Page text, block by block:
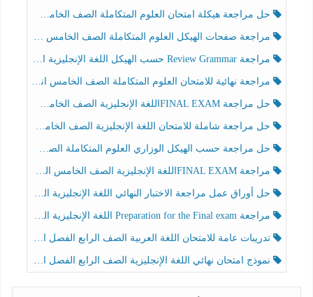
حل مراجعة هيكلة امتحان العلوم المتكاملة الصف الخامس عام الفصل الثالث
مراجعة صفحات الهيكل العلوم المتكاملة الصف الخامس انسبير الفصل الثالث
مراجعة Review Grammar حسب الهيكل اللغة الإنجليزية الصف الخامس الفصل الثالث
مراجعة نهائية للامتحان العلوم المتكاملة الصف الخامس انسبير الفصل الثالث
حل مراجعة FINAL EXAMاللغة الإنجليزية الصف الخامس الفصل الثالث
حل مراجعة شاملة للامتحان اللغة الإنجليزية الصف الخامس الفصل الثالث
حل مراجعة حسب الهيكل الوزاري العلوم المتكاملة الصف الخامس عام الفصل الثالث
مراجعة FINAL EXAMاللغة الإنجليزية الصف الخامس الفصل الثالث
حل أوراق عمل مراجعة الاختبار النهائي اللغة الإنجليزية الصف الرابع الفصل الثالث
مراجعة Preparation for the Final exam اللغة الإنجليزية الصف الرابع الفصل الثالث
تدريبات عامة للامتحان اللغة العربية الصف الرابع الفصل الثالث
نموذج امتحان نهائي اللغة الإنجليزية الصف الرابع الفصل الثالث